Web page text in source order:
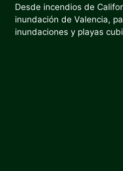
Desde incendios de
inundación de Valencia,
inundaciones y playas